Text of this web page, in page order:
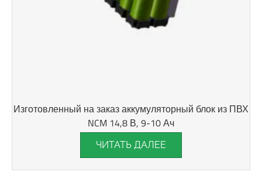
Изготовленный на заказ аккумуляторный блок из ПВХ
NCM 14,8 В, 9-10 Ач
ЧИТАТЬ ДАЛЕЕ